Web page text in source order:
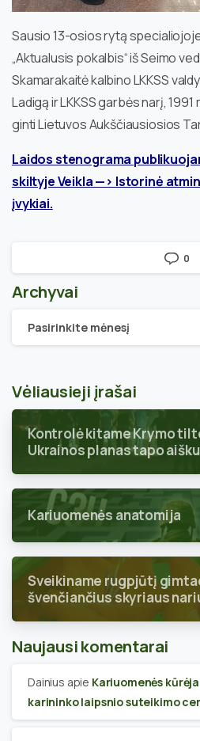
Sausio 13-osios rytą
„Aktualusis pokalbis“ iš Seimo
Skamarakaitė kalbino LKKSS
Ladigą ir LKKSS garbės narį,
ginti Lietuvos Aukščiausiosios
Laidos stenograma
skiltyje Veikla —> Istorinė
įvykiai.
0
Archyvai
Archyvai
Pasirinkite mėnesį
Vėliausieji įrašai
Kontrolė kitame Krymo
Ukrainos planas tapo
Kariuomenės anatomija
Sveikiname rugpjūtį
švenčiančius skyriaus
Naujausi komentarai
Dainius apie Kariuomenės
karininko laipsnio suteikimo